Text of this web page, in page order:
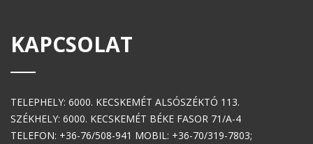
KAPCSOLAT
TELEPHELY: 6000. KECSKEMÉT ALSÓSZÉKTÓ 113.
SZÉKHELY: 6000. KECSKEMÉT BÉKE FASOR 71/A-4
TELEFON: +36-76/508-941 MOBIL: +36-70/319-7803;